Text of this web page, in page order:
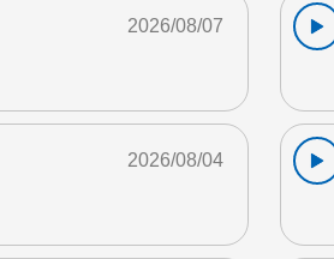
2026/08/07
2026/08/04